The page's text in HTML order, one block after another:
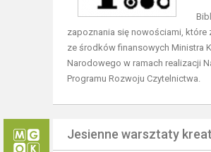
zapoznania się nowościami, które
ze środków finansowych Ministra
Narodowego w ramach realizacji
Programu Rozwoju Czytelnictwa.
Jesienne warsztaty